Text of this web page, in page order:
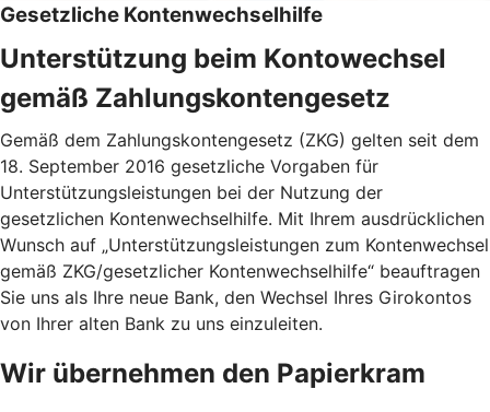
Gesetzliche Kontenwechselhilfe
Unterstützung beim Kontowechsel
gemäß Zahlungskontengesetz
Gemäß dem Zahlungskontengesetz (ZKG) gelten seit dem
18. September 2016 gesetzliche Vorgaben für
Unterstützungsleistungen bei der Nutzung der
gesetzlichen Kontenwechselhilfe. Mit Ihrem ausdrücklichen
Wunsch auf „Unterstützungsleistungen zum Kontenwechsel
gemäß ZKG/gesetzlicher Kontenwechselhilfe“ beauftragen
Sie uns als Ihre neue Bank, den Wechsel Ihres Girokontos
von Ihrer alten Bank zu uns einzuleiten.
Wir übernehmen den Papierkram